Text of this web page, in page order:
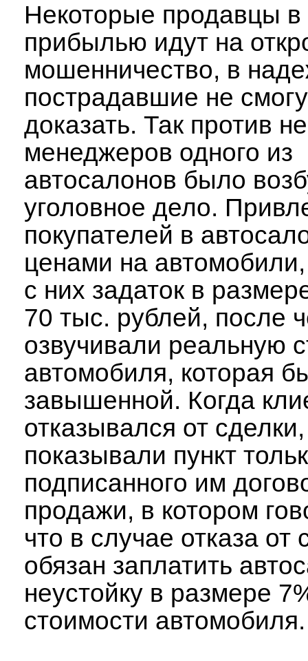
Некоторые продавцы в
прибылью идут на
мошенничество, в
пострадавшие не
доказать. Так против
менеджеров одного из
автосалонов было
уголовное дело.
покупателей в
ценами на
с них задаток в
70 тыс. рублей, после
озвучивали реальную
автомобиля, которая
завышенной. Когда
отказывался от
показывали пункт
подписанного им
продажи, в котором
что в случае отказа от
обязан заплатить
неустойку в размере
стоимости автомобиля.